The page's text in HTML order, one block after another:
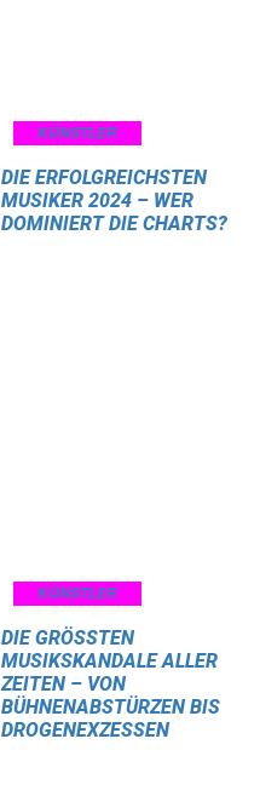
KÜNSTLER
DIE ERFOLGREICHSTEN
MUSIKER 2024 – WER
DOMINIERT DIE CHARTS?
KÜNSTLER
DIE GRÖSSTEN M
USIKSKANDALE ALLER Z
EITEN – VON B
ÜHNENABSTÜRZEN BIS D
ROGENEXZESSEN